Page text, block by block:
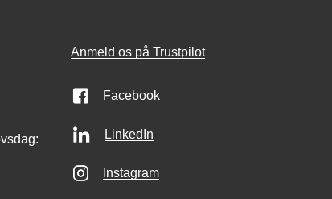
Anmeld os på Trustpilot
Facebook
LinkedIn
Instagram